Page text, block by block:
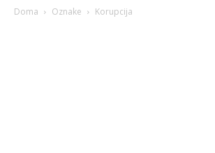
Doma Oznake Korupcija